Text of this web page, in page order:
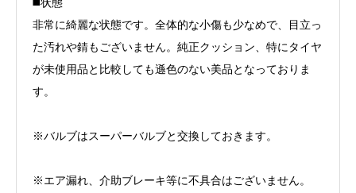
非常に綺麗な状態です。全体的な小傷も少なめで、目立っ
た汚れや錆もございません。純正クッション、特にタイヤ
が未使用品と比較しても遜色のない美品となっておりま
す。
※バルブはスーパーバルブと交換しておきます。
※エア漏れ、介助ブレーキ等に不具合はございません。